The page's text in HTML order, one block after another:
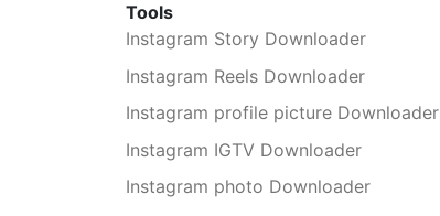
Tools
Instagram Story Downloader
Instagram Reels Downloader
Instagram profile picture Downloader
Instagram IGTV Downloader
Instagram photo Downloader